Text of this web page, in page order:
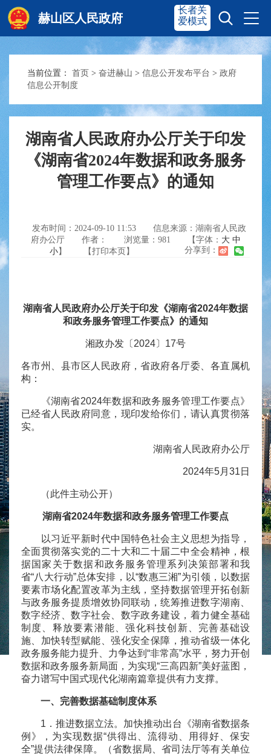
赫山区人民政府
赫山首页 奋进赫山
信息公开 政务服务
长者关
爱模式
当前位置： 首页 > 奋进赫山 > 信息公开发布平台 > 政府
信息公开制度
湖南省人民政府办公厅关于印发
《湖南省2024年数据和政务服务
管理工作要点》的通知
发布时间：2024-09-10 11:53
信息来源：湖南省人民政
府办公厅
作者： 浏览量： 981 【字体： 大 中
小】 【打印本页】 分享到：
湖南省人民政府办公厅关于印发《湖南省2024年数据
和政务服务管理工作要点》的通知
湘政办发〔2024〕17号
各市州、县市区人民政府，省政府各厅委、各直属机
构：
《湖南省2024年数据和政务服务管理工作要点》
已经省人民政府同意，现印发给你们，请认真贯彻落
实。
湖南省人民政府办公厅
2024年5月31日
（此件主动公开）
湖南省2024年数据和政务服务管理工作要点
以习近平新时代中国特色社会主义思想为指导，
全面贯彻落实党的二十大和二十届二中全会精神，根
据国家关于数据和政务服务管理系列决策部署和我
省“八大行动”总体安排，以“数惠三湘”为引领，以数据
要素市场化配置改革为主线，坚持数据管理开拓创新
与政务服务提质增效协同联动，统筹推进数字湖南、
数字经济、数字社会、数字政务建设，着力健全基础
制度、释放要素潜能、强化科技创新、完善基础设
施、加快转型赋能、强化安全保障，推动省级一体化
政务服务能力提升、力争达到“非常高”水平，努力开创
数据和政务服务新局面，为实现“三高四新”美好蓝图，
奋力谱写中国式现代化湖南篇章提供有力支撑。
一、完善数据基础制度体系
1．推进数据立法。加快推动出台《湖南省数据条
例》，为实现数据“供得出、流得动、用得好、保安
全”提供法律保障。（省数据局、省司法厅等有关单位